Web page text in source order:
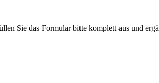
Sie das Formular bitte komplett aus und